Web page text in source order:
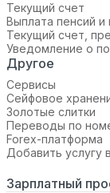
Текущий счет
Выплата пенсий и
Текущий счет,
Уведомление о
Другое
Сервисы
Сейфовое
Золотые слитки
Переводы по
Forex-платформа
Добавить услугу
Зарплатный